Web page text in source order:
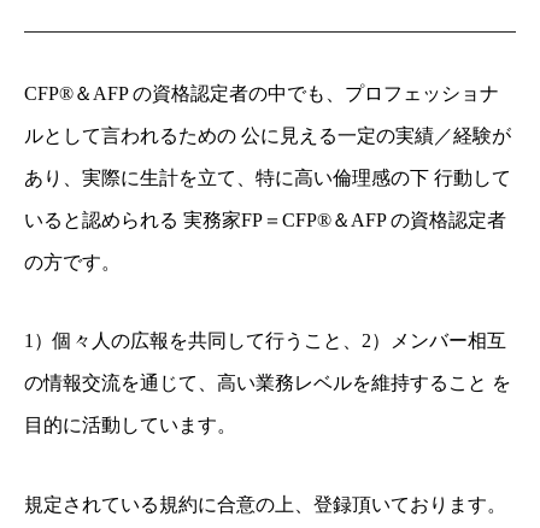
CFP®＆AFP の資格認定者の中でも、プロフェッショナ
ルとして言われるための 公に見える一定の実績／経験が
あり、実際に生計を立て、特に高い倫理感の下 行動して
いると認められる 実務家FP＝CFP®＆AFP の資格認定者
の方です。
1）個々人の広報を共同して行うこと、2）メンバー相互
の情報交流を通じて、高い業務レベルを維持すること を
目的に活動しています。
規定されている規約に合意の上、登録頂いております。